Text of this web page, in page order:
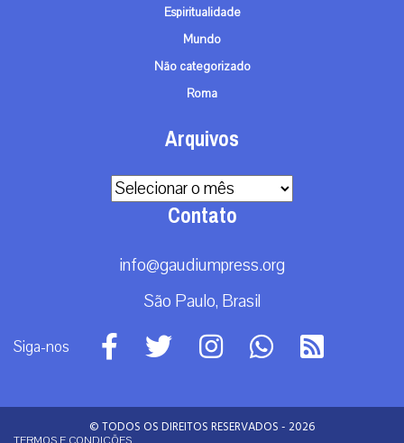
Espiritualidade
Mundo
Não categorizado
Roma
Arquivos
Arquivos
Contato
info@gaudiumpress.org
São Paulo, Brasil
Siga-nos
© TODOS OS DIREITOS RESERVADOS - 2026
TERMOS E CONDIÇÕES